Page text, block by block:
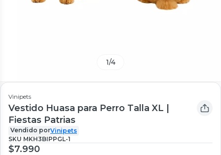
1/4
Vinipets
Vestido Huasa para Perro Talla XL |
Fiestas Patrias
Vendido porVinipets
SKU MKH3BIPPGL-1
$7.990